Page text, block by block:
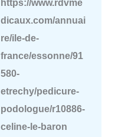
https://www.rdvme
dicaux.com/annuai
re/ile-de-
france/essonne/91
580-
etrechy/pedicure-
podologue/r10886-
celine-le-baron